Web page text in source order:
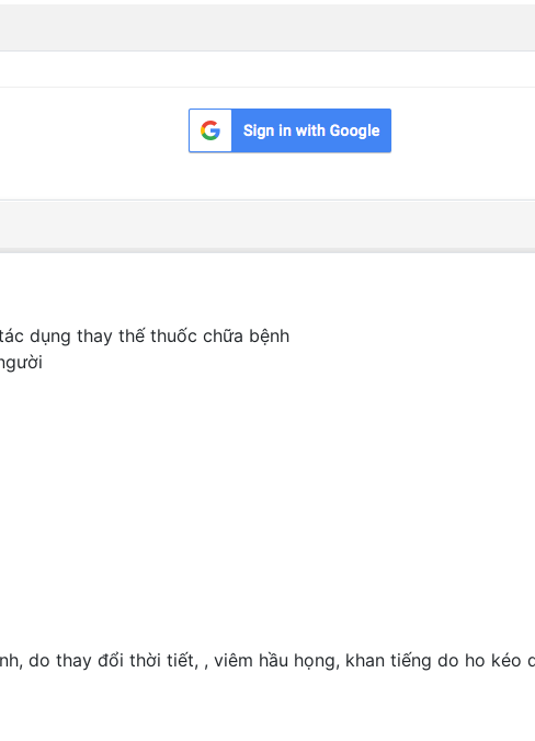
dụng thay thế thuốc chữa bệnh
do thay đổi thời tiết, , viêm hầu họng, khan tiếng do ho kéo